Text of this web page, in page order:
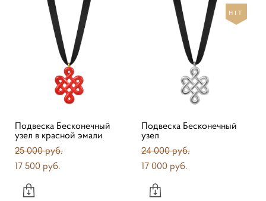
Подвеска Бесконечный
узел в красной эмали
25 000 pуб.
17 500 pуб.
HIT
Подвеска Бесконечный
узел
24 000 pуб.
17 000 pуб.